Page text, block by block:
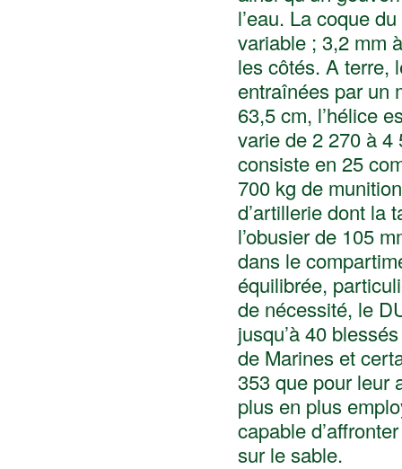
l’eau. La coque
variable ; 3,2 mm
les côtés. A terre,
entraînées par un
63,5 cm, l’hélice
varie de 2 270 à 4
consiste en 25
700 kg de
d’artillerie dont la
l’obusier de 105
dans le
équilibrée,
de nécessité, le
jusqu’à 40
de Marines et
353 que pour leur
plus en plus
capable
sur le sable.